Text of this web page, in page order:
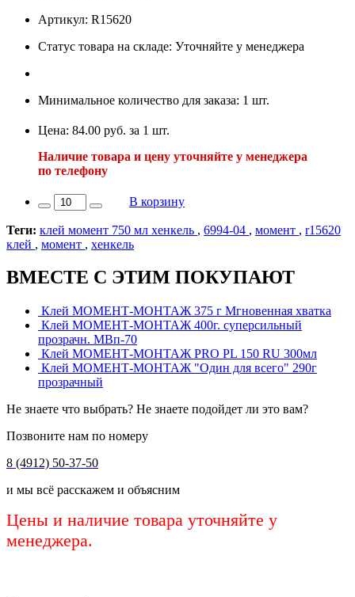
Артикул: R15620
Статус товара на складе: Уточняйте у менеджера
Минимальное количество для заказа: 1 шт.
Цена: 84.00 руб. за 1 шт.
Наличие товара и цену уточняйте у менеджера
по телефону
В корзину
Теги: клей момент 750 мл хенкель , 6994-04 , момент , r15620
клей , момент , хенкель
ВМЕСТЕ С ЭТИМ ПОКУПАЮТ
Клей МОМЕНТ-МОНТАЖ 375 г Мгновенная хватка
Клей МОМЕНТ-МОНТАЖ 400г. суперсильный
прозрачн. МВп-70
Клей МОМЕНТ-МОНТАЖ PRO PL 150 RU 300мл
Клей МОМЕНТ-МОНТАЖ "Один для всего" 290г
прозрачный
Не знаете что выбрать? Не знаете подойдет ли это вам?
Позвоните нам по номеру
8 (4912) 50-37-50
и мы всё расскажем и объясним
Цены и наличие товара уточняйте у
менеджера.